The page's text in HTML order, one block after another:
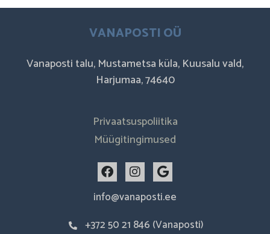
VANAPOSTI OÜ
Vanaposti talu, Mustametsa küla, Kuusalu vald,
Harjumaa, 74640
Privaatsuspoliitika
Müügitingimused
F
a
c
e
o
I
n
s
t
g
G
o
o
g
e
info@vanaposti.ee
+372 50 21 846 (Vanaposti)